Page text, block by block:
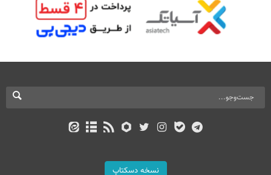
نسخه دسکتاپ